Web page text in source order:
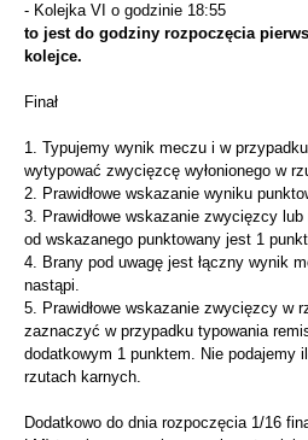
- Kolejka VI o godzinie 18:55
to jest do godziny rozpoczęcia
kolejce.
Finał
1. Typujemy wynik meczu i w
wytypować zwycięzcę wyłonionego w
2. Prawidłowe wskazanie wyniku
3. Prawidłowe wskazanie zwycięzcy
od wskazanego punktowany jest 1
4. Brany pod uwagę jest łączny wynik
nastąpi.
5. Prawidłowe wskazanie zwycięzcy w
zaznaczyć w przypadku typowania
dodatkowym 1 punktem. Nie podajemy
rzutach karnych.
Dodatkowo do dnia rozpoczęcia 1/16